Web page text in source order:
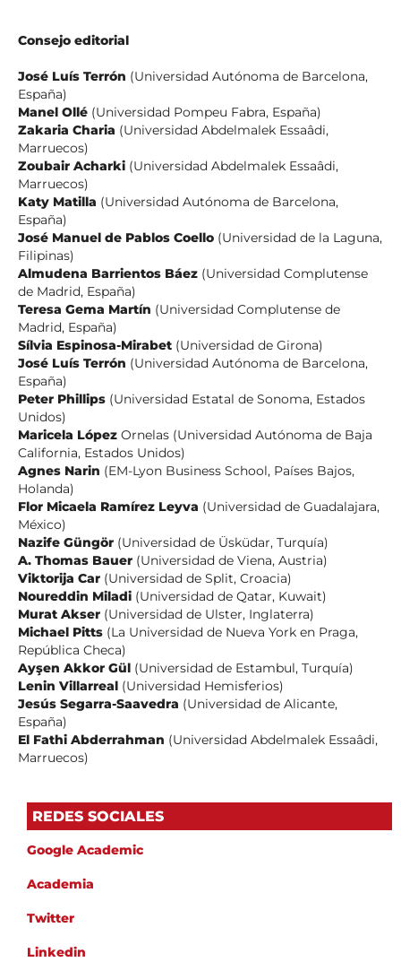
Consejo editorial
José Luís Terrón (Universidad Autónoma de Barcelona,
España)
Manel Ollé(Universidad Pompeu Fabra, España)
Zakaria Charia (Universidad Abdelmalek Essaâdi,
Marruecos)
Zoubair Acharki(Universidad Abdelmalek Essaâdi,
Marruecos)
Katy Matilla (Universidad Autónoma de Barcelona,
España)
José Manuel de Pablos Coello(Universidad de la Laguna,
Filipinas)
Almudena Barrientos Báez(Universidad Complutense
de Madrid, España)
Teresa Gema Martín (Universidad Complutense de
Madrid, España)
Sílvia Espinosa-Mirabet (Universidad de Girona)
José Luís Terrón (Universidad Autónoma de Barcelona,
España)
Peter Phillips(Universidad Estatal de Sonoma, Estados
Unidos)
Maricela LópezOrnelas (Universidad Autónoma de Baja
California, Estados Unidos)
Agnes Narin (EM-Lyon Business School, Países Bajos,
Holanda)
Flor Micaela Ramírez Leyva (Universidad de Guadalajara,
México)
Nazife Güngör(Universidad de Üsküdar, Turquía)
A. Thomas Bauer(Universidad de Viena, Austria)
Viktorija Car(Universidad de Split, Croacia)
Noureddin Miladi(Universidad de Qatar, Kuwait)
Murat Akser(Universidad de Ulster, Inglaterra)
Michael Pitts(La Universidad de Nueva York en Praga,
República Checa)
Ayşen Akkor Gül(Universidad de Estambul, Turquía)
Lenin Villarreal(Universidad Hemisferios)
Jesús Segarra-Saavedra (Universidad de Alicante,
España)
El Fathi Abderrahman (Universidad Abdelmalek Essaâdi,
Marruecos)
REDES SOCIALES
Google Academic
Academia
Twitter
Linkedin